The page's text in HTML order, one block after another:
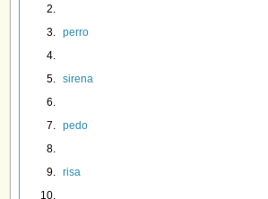
perro
sirena
pedo
risa